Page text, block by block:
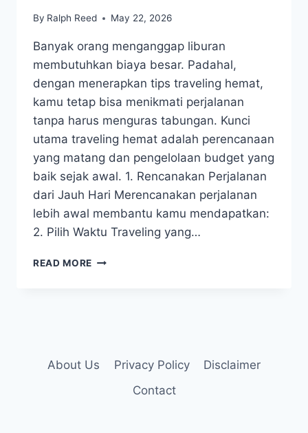
By Ralph Reed May 22, 2026
Banyak orang menganggap liburan
membutuhkan biaya besar. Padahal,
dengan menerapkan tips traveling hemat,
kamu tetap bisa menikmati perjalanan
tanpa harus menguras tabungan. Kunci
utama traveling hemat adalah perencanaan
yang matang dan pengelolaan budget yang
baik sejak awal. 1. Rencanakan Perjalanan
dari Jauh Hari Merencanakan perjalanan
lebih awal membantu kamu mendapatkan:
2. Pilih Waktu Traveling yang…
READ MORE TIPS
About Us Privacy Policy
Disclaimer
Contact